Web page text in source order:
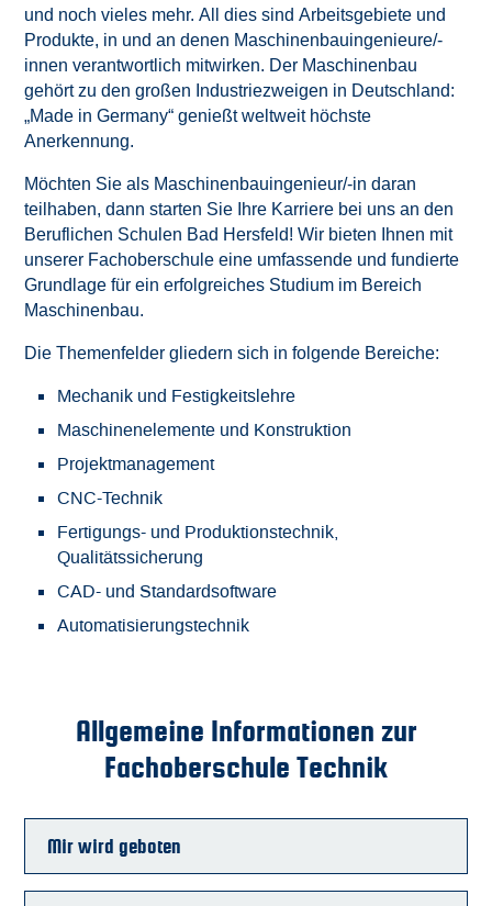
und noch vieles mehr. All dies sind Arbeitsgebiete und
Produkte, in und an denen Maschinenbauingenieure/-
innen verantwortlich mitwirken. Der Maschinenbau
gehört zu den großen Industriezweigen in Deutschland:
„Made in Germany“ genießt weltweit höchste
Anerkennung.
Möchten Sie als Maschinenbauingenieur/-in daran
teilhaben, dann starten Sie Ihre Karriere bei uns an den
Beruflichen Schulen Bad Hersfeld! Wir bieten Ihnen mit
unserer Fachoberschule eine umfassende und fundierte
Grundlage für ein erfolgreiches Studium im Bereich
Maschinenbau.
Die Themenfelder gliedern sich in folgende Bereiche:
Mechanik und Festigkeitslehre
Maschinenelemente und Konstruktion
Projektmanagement
CNC-Technik
Fertigungs- und Produktionstechnik,
Qualitätssicherung
CAD- und Standardsoftware
Automatisierungstechnik
Allgemeine Informationen zur
Fachoberschule Technik
Mir wird geboten
Suche
Downloads
Impressum
InteA